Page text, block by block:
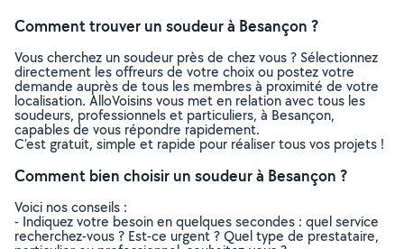
Comment trouver un soudeur à Besançon ?
Vous cherchez un soudeur près de chez vous ? Sélectionnez
directement les offreurs de votre choix ou postez votre
demande auprès de tous les membres à proximité de votre
localisation. AlloVoisins vous met en relation avec tous les
soudeurs, professionnels et particuliers, à Besançon,
capables de vous répondre rapidement.
C’est gratuit, simple et rapide pour réaliser tous vos projets !
Comment bien choisir un soudeur à Besançon ?
Voici nos conseils :
- Indiquez votre besoin en quelques secondes : quel service
recherchez-vous ? Est-ce urgent ? Quel type de prestataire,